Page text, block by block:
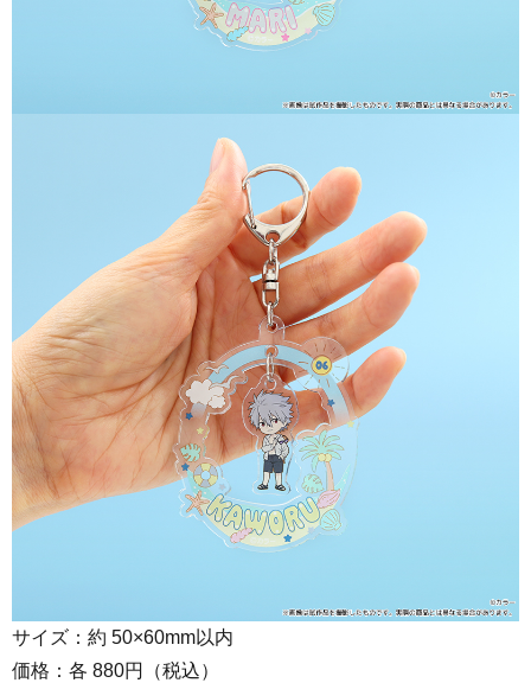
サイズ：約 50×60mm以内
価格：各 880円（税込）